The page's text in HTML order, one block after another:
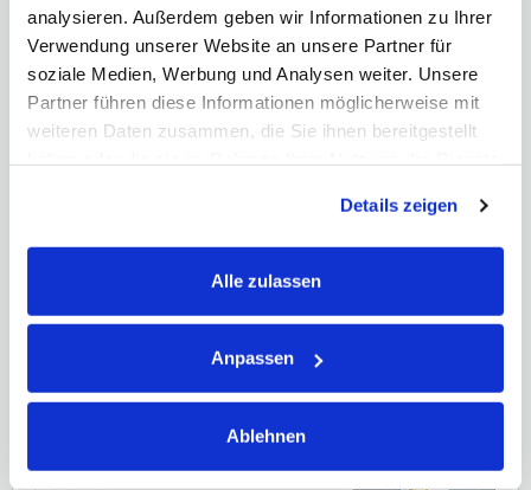
analysieren. Außerdem geben wir Informationen zu Ihrer
Verwendung unserer Website an unsere Partner für
soziale Medien, Werbung und Analysen weiter. Unsere
Partner führen diese Informationen möglicherweise mit
weiteren Daten zusammen, die Sie ihnen bereitgestellt
Impressum.
Details zeigen
Alle zulassen
Anpassen
Ablehnen
durchbrochene Linie annähert. Hiermit wird der Break
als solcher noch einmal bestätigt. Pullbacks sind häufig
eine gute Gelegenheit, „nachträglich“ auf das
Chartsignaleines Breaks zu reagieren.
Meinung
Böhms Praxistipp
Man sollte sich bei der Definition von
Unterstützungs- und Widerstandslinien jedoch nicht
an eine exakte Linie festklammern, sondern vielmehr
oder die Unterstützung bewegen.
(sogenannte
Bären- oder Bullenfallen)zu
signifikantes Unter- oder